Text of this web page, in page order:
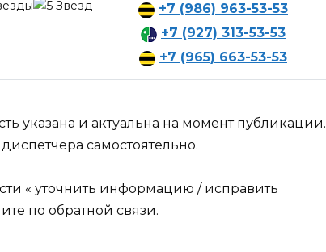
+7 (986) 963-53-53
+7 (927) 313-53-53
+7 (965) 663-53-53
указана и актуальна на момент публикации.
самостоятельно.
« уточнить информацию / исправить
по обратной связи.